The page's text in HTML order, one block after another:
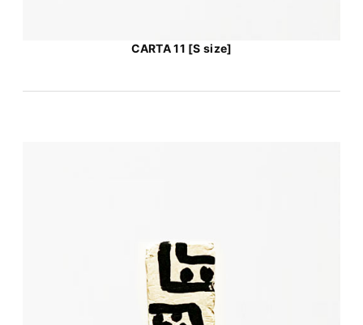
CARTA 11 [S size]